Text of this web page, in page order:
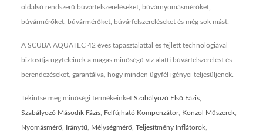
oldalsó rendszerű búvárfelszereléseket, búvárnyomásmérőket,
búvármérőket, búvármérőket, búvárfelszereléseket és még sok mást.
A SCUBA AQUATEC 42 éves tapasztalattal és fejlett technológiával
biztosítja ügyfeleinek a magas minőségű víz alatti búvárfelszerelést és
berendezéseket, garantálva, hogy minden ügyfél igényei teljesüljenek.
Tekintse meg minőségi termékeinket Szabályozó Első Fázis
Szabályozó Második Fázis Felfújható Kompenzátor, Konzol Műszerek
Nyomásmérő Iránytű Mélységmérő Teljesítmény Inflátorok